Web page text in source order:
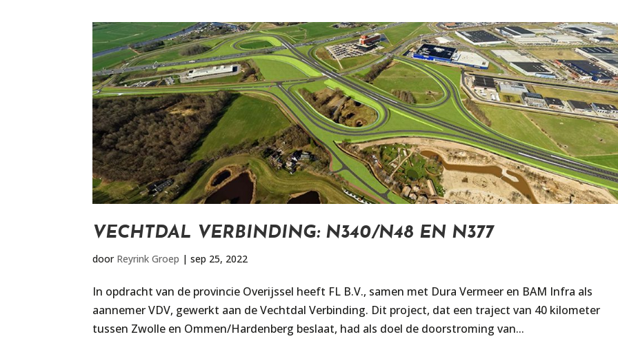
VECHTDAL VERBINDING: N340/N48 EN N377
door Reyrink Groep |sep 25, 2022
In opdracht van de provincie Overijssel heeft FL B.V., samen met Dura Vermeer en BAM Infra als
aannemer VDV, gewerkt aan de Vechtdal Verbinding. Dit project, dat een traject van 40 kilometer
tussen Zwolle en Ommen/Hardenberg beslaat, had als doel de doorstroming van...